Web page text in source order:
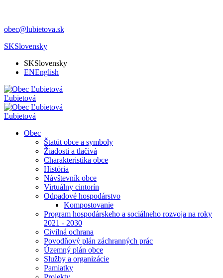
obec@lubietova.sk
SKSlovensky
SKSlovensky
ENEnglish
Ľubietová
Ľubietová
Obec
Štatút obce a symboly
Žiadosti a tlačivá
Charakteristika obce
História
Návštevník obce
Virtuálny cintorín
Odpadové hospodárstvo
Kompostovanie
Program hospodárskeho a sociálneho rozvoja na roky
2021 - 2030
Civilná ochrana
Povodňový plán záchranných prác
Územný plán obce
Služby a organizácie
Pamiatky